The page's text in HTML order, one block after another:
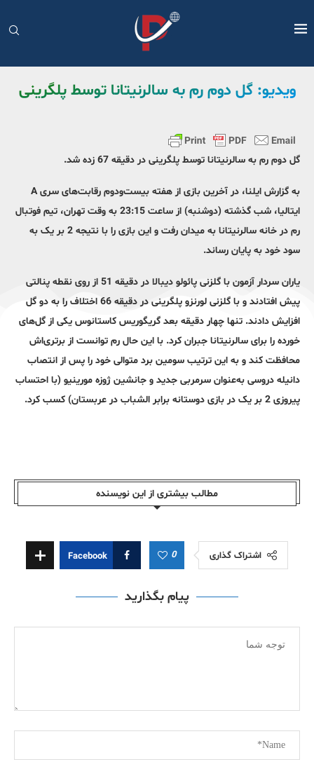
ویدیو: گل دوم رم به سالرنیتانا توسط پلگرینی
گل دوم رم به سالرنیتانا توسط پلگرینی در دقیقه 67 زده شد.
به گزارش ایلنا، در آخرین بازی از هفته بیست‌و‌دوم رقابت‌های سری A
ایتالیا، شب گذشته (دوشنبه) از ساعت 23:15 به وقت تهران، تیم فوتبال
رم در خانه سالرنیتانا به میدان رفت و این بازی را با نتیجه 2 بر یک به
سود خود به پایان رساند.
یاران سردار آزمون با گلزنی پائولو دیبالا در دقیقه 51 از روی نقطه پنالتی
پیش افتادند و با گلزنی لورنزو پلگرینی در دقیقه 66 اختلاف را به دو گل
افزایش دادند. تنها چهار دقیقه بعد گریگوریس کاستانوس یکی از گل‌های
خورده را برای سالرنیتانا جبران کرد. با این حال رم توانست از برتری‌اش
محافظت کند و به این ترتیب سومین برد متوالی خود را پس از انتصاب
دانیله دروسی به‌عنوان سرمربی جدید و جانشین ژوزه مورینیو (با احتساب
پیروزی 2 بر یک در بازی دوستانه برابر الشباب در عربستان) کسب کرد.
مطالب بیشتری از این نویسندە
اشتراک گذاری 0
Facebook
پیام بگذارید